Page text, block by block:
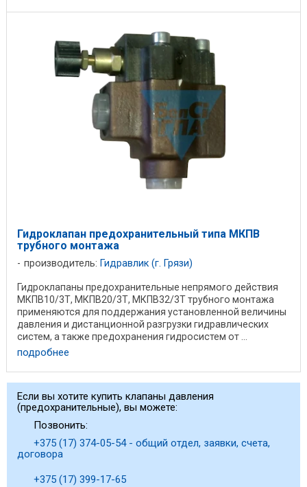
Гидроклапан предохранительный типа МКПВ
трубного монтажа
производитель: Гидравлик (г. Грязи)
Гидроклапаны предохранительные непрямого действия
МКПВ10/3Т, МКПВ20/3Т, МКПВ32/3Т трубного монтажа
применяются для поддержания установленной величины
давления и дистанционной разгрузки гидравлических
систем, а также предохранения гидросистем от ...
подробнее
Если вы хотите купить клапаны давления
(предохранительные), вы можете:
Позвонить:
+375 (17) 374-05-54 - общий отдел, заявки, счета,
договора
+375 (17) 399-17-65